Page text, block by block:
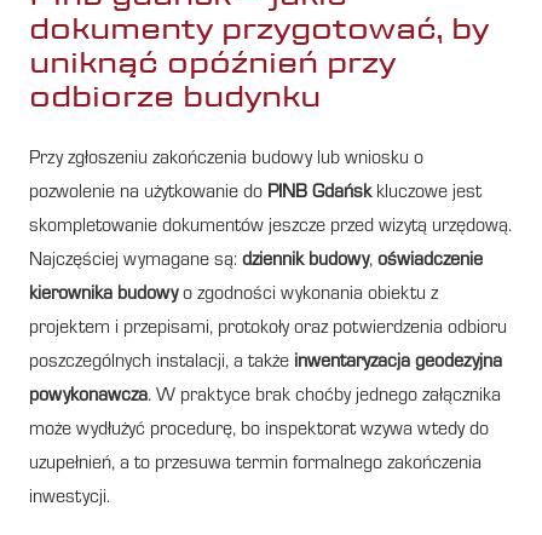
dokumenty przygotować, by
uniknąć opóźnień przy
odbiorze budynku
Przy zgłoszeniu zakończenia budowy lub wniosku o
pozwolenie na użytkowanie do PINB Gdańskkluczowe jest
skompletowanie dokumentów jeszcze przed wizytą urzędową.
Najczęściej wymagane są: dziennik budowy, oświadczenie
kierownika budowyo zgodności wykonania obiektu z
projektem i przepisami, protokoły oraz potwierdzenia odbioru
poszczególnych instalacji, a także inwentaryzacja geodezyjna
powykonawcza. W praktyce brak choćby jednego załącznika
może wydłużyć procedurę, bo inspektorat wzywa wtedy do
uzupełnień, a to przesuwa termin formalnego zakończenia
inwestycji.